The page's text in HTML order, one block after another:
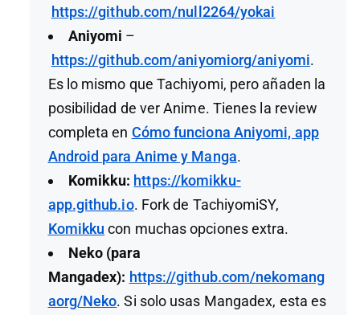
https://github.com/null2264/yokai
Aniyomi –
https://github.com/aniyomiorg/aniyomi.
Es lo mismo que Tachiyomi, pero añaden la
posibilidad de ver Anime. Tienes la review
completa en Cómo funciona Aniyomi, app
Android para Anime y Manga.
Komikku: https://komikku-
app.github.io. Fork de TachiyomiSY,
Komikku con muchas opciones extra.
Neko (para
Mangadex): https://github.com/nekomang
aorg/Neko. Si solo usas Mangadex, esta es